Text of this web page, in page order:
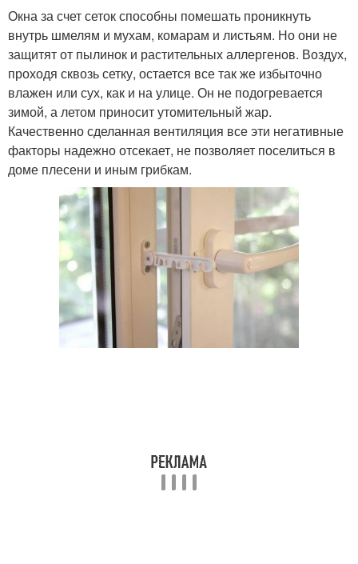
Окна за счет сеток способны помешать проникнуть
внутрь шмелям и мухам, комарам и листьям. Но они не
защитят от пылинок и растительных аллергенов. Воздух,
проходя сквозь сетку, остается все так же избыточно
влажен или сух, как и на улице. Он не подогревается
зимой, а летом приносит утомительный жар.
Качественно сделанная вентиляция все эти негативные
факторы надежно отсекает, не позволяет поселиться в
доме плесени и иным грибкам.